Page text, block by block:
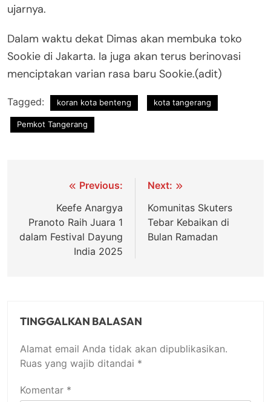
ujarnya.
Dalam waktu dekat Dimas akan membuka toko
Sookie di Jakarta. Ia juga akan terus berinovasi
menciptakan varian rasa baru Sookie.(adit)
Tagged: koran kota benteng kota tangerang
Pemkot Tangerang
Navigasi Previous:
Keefe Anargya
Pranoto Raih Juara 1
dalam Festival Dayung
India 2025
Next:
Komunitas Skuters
Tebar Kebaikan di
Bulan Ramadan
TINGGALKAN BALASAN
Alamat email Anda tidak akan dipublikasikan.
Ruas yang wajib ditandai *
Komentar *